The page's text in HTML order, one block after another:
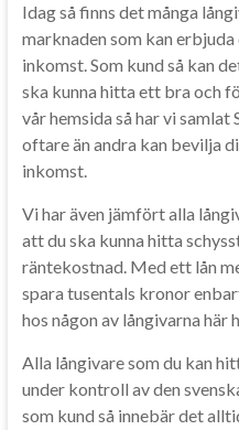
lån
Jämför
billiga
lån
och
låna
snabbt
Idag så finns det många
marknaden som kan
inkomst. Som kund så kan
ska kunna hitta ett bra och
vår hemsida så har vi
oftare än andra kan bevilja
inkomst.
Vi har även jämfört alla
att du ska kunna hitta
räntekostnad. Med ett lån
spara tusentals kronor
hos någon av långivarna här
Alla långivare som du kan
under kontroll av den
som kund så innebär det